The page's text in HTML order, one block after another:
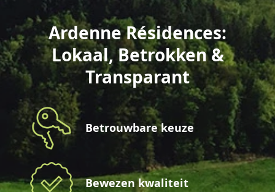
Ardenne Résidences:
Lokaal, Betrokken &
Transparant
Betrouwbare keuze
Bewezen kwaliteit